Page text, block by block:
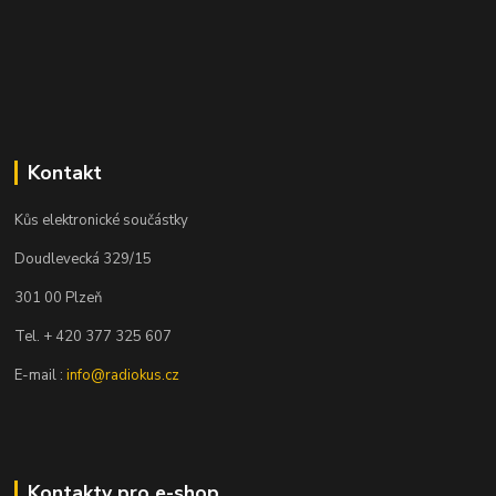
Kontakt
Kůs elektronické součástky
Doudlevecká 329/15
301 00 Plzeň
Tel. + 420 377 325 607
E-mail :info@radiokus.cz